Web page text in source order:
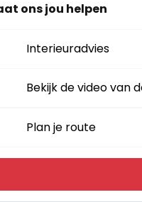
ons jou helpen
Interieuradvies
Bekijk de video van
Plan je route